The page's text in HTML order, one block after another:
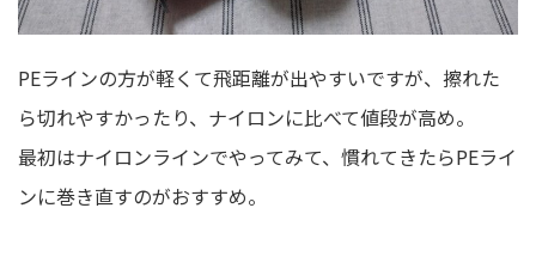
PEラインの方が軽くて飛距離が出やすいですが、擦れた
ら切れやすかったり、ナイロンに比べて値段が高め。
最初はナイロンラインでやってみて、慣れてきたらPEライ
ンに巻き直すのがおすすめ。